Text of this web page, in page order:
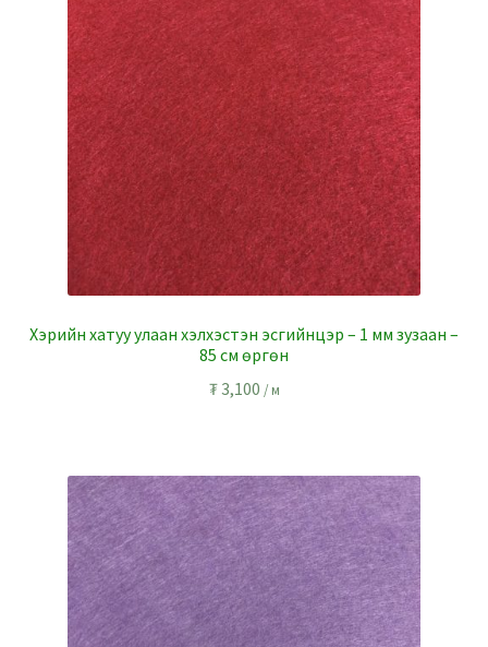
Хэрийн хатуу улаан хэлхэстэн эсгийнцэр – 1 мм зузаан –
85 см өргөн
₮3,100 / м